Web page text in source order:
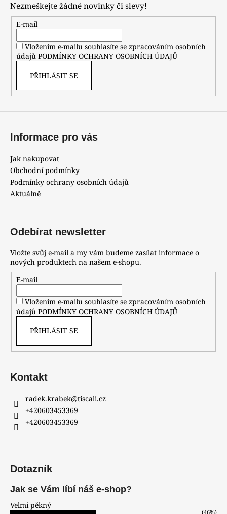
a
c
í
p
r
v
v
Nezmeškejte žádné novinky či slevy!
E-mail
Vložením e-mailu souhlasíte se zpracováním osobních
údajů PODMÍNKY OCHRANY OSOBNÍCH ÚDAJŮ
PŘIHLÁSIT SE
Informace pro vás
Jak nakupovat
Obchodní podmínky
Podmínky ochrany osobních údajů
Aktuálně
Odebírat newsletter
Vložte svůj e-mail a my vám budeme zasílat informace o
nových produktech na našem e-shopu.
E-mail
Vložením e-mailu souhlasíte se zpracováním osobních
údajů PODMÍNKY OCHRANY OSOBNÍCH ÚDAJŮ
PŘIHLÁSIT SE
Kontakt
radek.krabek@tiscali.cz
+420603453369
+420603453369
Dotazník
Jak se Vám líbí náš e-shop?
Velmi pěkný
(46%)